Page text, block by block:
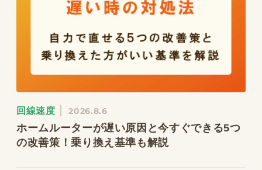
回線速度 2026.8.6
ホームルーターが遅い原因と今すぐできる5つ
の改善策！乗り換え基準も解説